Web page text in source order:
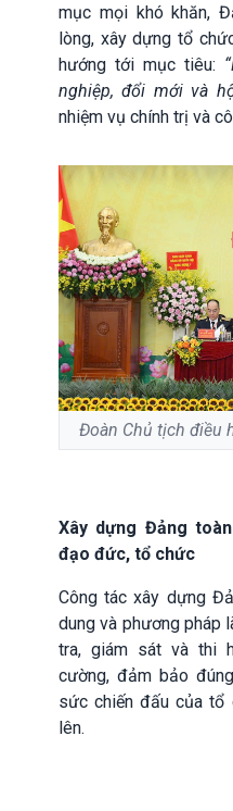
mục mọi khó khăn,
lòng, xây dựng tổ
hướng tới mục tiêu:
nghiệp, đổi mới và
nhiệm vụ chính trị và
Đoàn Chủ tịch điều
Xây dựng Đảng
đạo đức, tổ chức
Công tác xây dựng
dung và phương pháp
tra, giám sát và thi
cường, đảm bảo
sức chiến đấu của
lên.